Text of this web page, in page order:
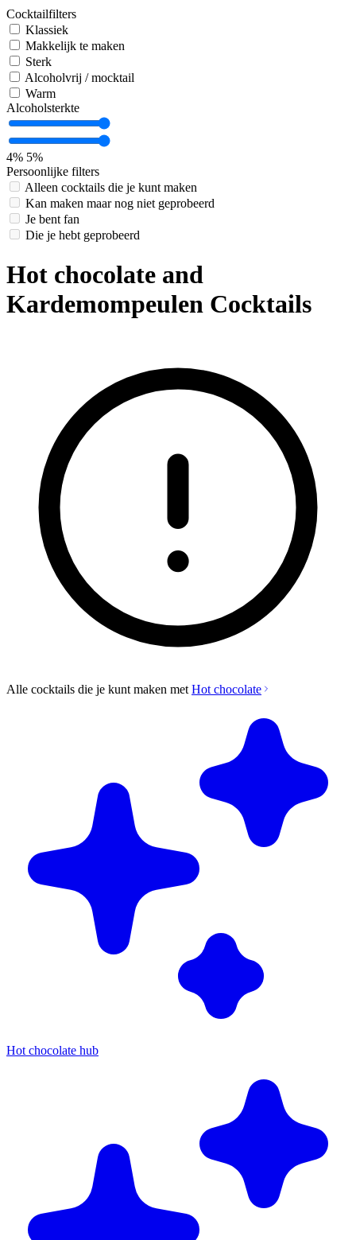
Cocktailfilters
Klassiek
Makkelijk te maken
Sterk
Alcoholvrij / mocktail
Warm
Alcoholsterkte
4% 5%
Persoonlijke filters
Alleen cocktails die je kunt maken
Kan maken maar nog niet geprobeerd
Je bent fan
Die je hebt geprobeerd
Hot chocolate and
Kardemompeulen Cocktails
Alle cocktails die je kunt maken met Hot chocolate
Hot chocolate hub